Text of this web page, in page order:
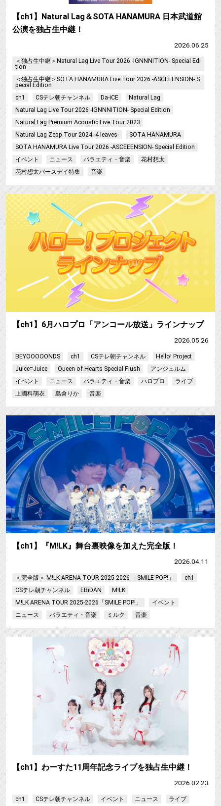
【ch1】Natural Lag＆SOTA HANAMURA 日本武道館
公演を独占生中継！
2026.06.25
＜独占生中継＞Natural Lag Live Tour 2026 -IGNNNITION- Special Edi
tion
＜独占生中継＞SOTA HANAMURA Live Tour 2026 -ASCEEENSION- S
pecial Edition
ch1
CSテレ朝チャンネル Da-iCE
Natural Lag
Natural Lag Live Tour 2026 -IGNNNITION- Special Edition
Natural Lag Premium Acoustic Live Tour 2023
Natural Lag Zepp Tour 2024 -4 leaves-
SOTA HANAMURA
SOTA HANAMURA Live Tour 2026 -ASCEEENSION- Special Edition
イベント
ニュース バラエティ・音楽
花村想太
花村想太バースデイ特集
音楽
【ch1】6月ハロプロ「アンコール放送」ラインナップ
2026.05.26
BEYOOOOONDS ch1 CSテレ朝チャンネル
Hello! Project
Juice=Juice
Queen of Hearts Special Flush
アンジュルム
イベント
ニュース バラエティ・音楽 ハロプロ
ライブ
上國料萌衣
島倉りか 音楽
【ch1】『M!LK』舞台裏映像を加えた完全版！
2026.04.11
＜完全版＞ M!LK ARENA TOUR 2025-2026 「SMILE POP!」
ch1
CSテレ朝チャンネル
EBiDAN
M!LK
M!LK ARENA TOUR 2025-2026「SMILE POP!」
イベント
ニュース
バラエティ・音楽 ミルク 音楽
【ch1】わーすた11周年記念ライブを独占生中継！
2026.02.23
ch1 CSテレ朝チャンネル イベント ニュース
ライブ